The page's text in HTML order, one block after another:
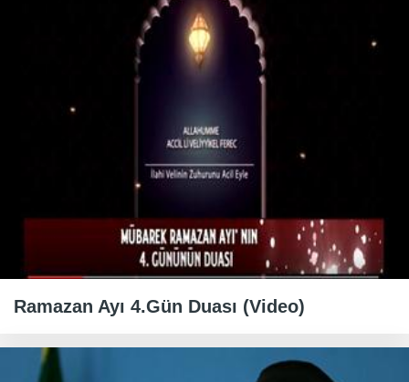
Ramazan Ayı 4.Gün Duası (Video)